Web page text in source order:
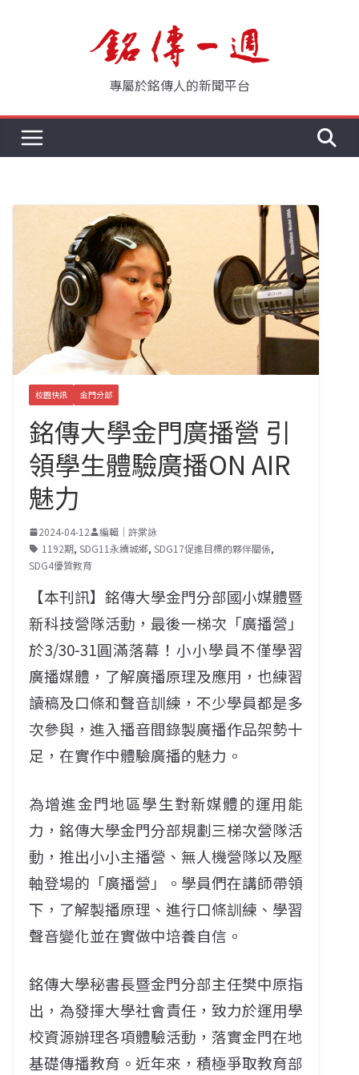
專屬於銘傳人的新聞平台
校園快訊 金門分部
銘傳大學金門廣播營 引
領學生體驗廣播ON AIR
魅力
2024-04-12
編輯｜許棠詠
1192期, SDG11永續城鄉, SDG17促進目標的夥伴關係,
SDG4優質教育
【本刊訊】銘傳大學金門分部國小媒體暨
新科技營隊活動，最後一梯次「廣播營」
於3/30-31圓滿落幕！小小學員不僅學習
廣播媒體，了解廣播原理及應用，也練習
讀稿及口條和聲音訓練，不少學員都是多
次參與，進入播音間錄製廣播作品架勢十
足，在實作中體驗廣播的魅力。
為增進金門地區學生對新媒體的運用能
力，銘傳大學金門分部規劃三梯次營隊活
動，推出小小主播營、無人機營隊以及壓
軸登場的「廣播營」。學員們在講師帶領
下，了解製播原理、進行口條訓練、學習
聲音變化並在實做中培養自信。
銘傳大學秘書長暨金門分部主任樊中原指
出，為發揮大學社會責任，致力於運用學
校資源辦理各項體驗活動，落實金門在地
基礎傳播教育。近年來，積極爭取教育部